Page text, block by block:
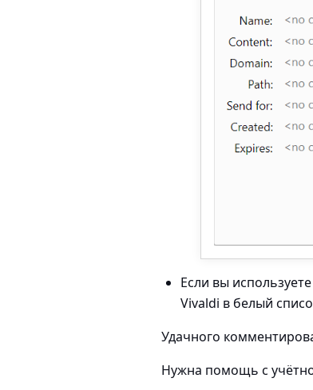
Если вы используете
Vivaldi в белый
Удачного
Нужна помощь с